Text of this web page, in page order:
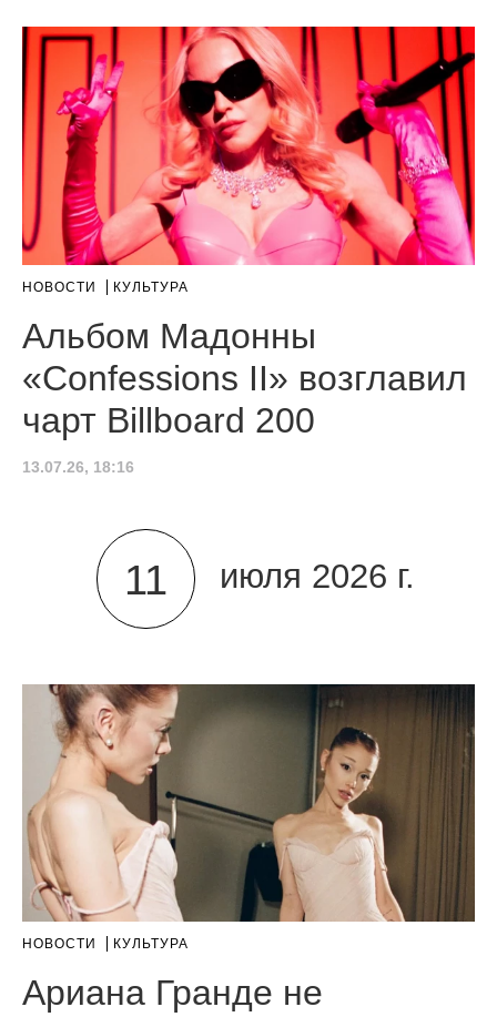
НОВОСТИ КУЛЬТУРА
Альбом Мадонны
«Confessions II» возглавил
чарт Billboard 200
13.07.26, 18:16
11 июля 2026 г.
НОВОСТИ КУЛЬТУРА
Ариана Гранде не